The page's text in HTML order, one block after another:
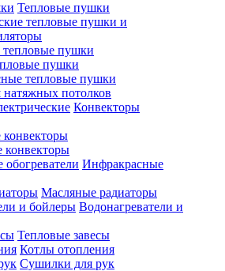
Тепловые пушки
тепловые пушки и
тепловые пушки
пушки
тепловые пушки
потолков
Конвекторы
конвекторы
Инфракрасные
Масляные радиаторы
Водонагреватели и
Тепловые завесы
Котлы отопления
Сушилки для рук